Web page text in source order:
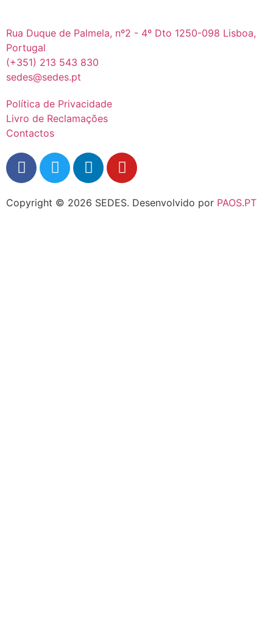
Rua Duque de Palmela, nº2 - 4º Dto 1250-098 Lisboa,
Portugal
(+351) 213 543 830
sedes@sedes.pt
Política de Privacidade
Livro de Reclamações
Contactos
Copyright © 2026 SEDES. Desenvolvido por PAOS.PT